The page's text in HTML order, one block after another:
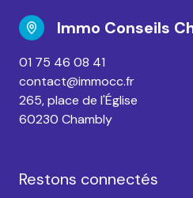
Immo Conseils
01 75 46 08 41
contact@immocc.fr
265, place de l'Église
60230 Chambly
Restons connectés